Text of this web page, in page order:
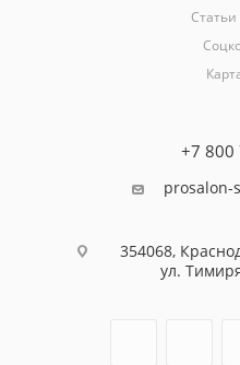
+7 800
prosalon-
354068,
ул.